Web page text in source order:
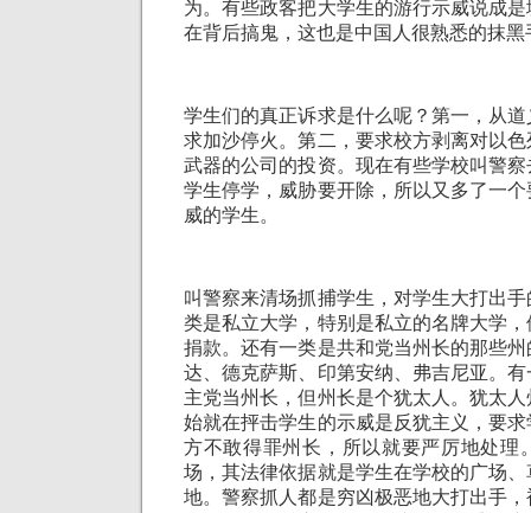
为。有些政客把大学生的游行示威说成
在背后搞鬼，这也是中国人很熟悉的抹黑
学生们的真正诉求是什么呢？第一，从
求加沙停火。第二，要求校方剥离对以
武器的公司的投资。现在有些学校叫警
学生停学，威胁要开除，所以又多了一
威的学生。
叫警察来清场抓捕学生，对学生大打出
类是私立大学，特别是私立的名牌大学
捐款。还有一类是共和党当州长的那些
达、德克萨斯、印第安纳、弗吉尼亚。
主党当州长，但州长是个犹太人。犹太
始就在抨击学生的示威是反犹主义，要
方不敢得罪州长，所以就要严厉地处理
场，其法律依据就是学生在学校的广场
地。警察抓人都是穷凶极恶地大打出手